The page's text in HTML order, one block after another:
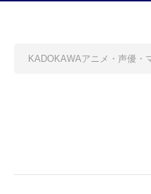
KADOKAWAアニメ・声優・